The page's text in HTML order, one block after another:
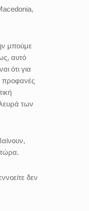
μπούμε
αυτό
ότι για
προφανές
των
δεν